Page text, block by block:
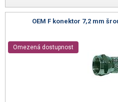
OEM F konektor 7,2 mm
Omezená dostupnost